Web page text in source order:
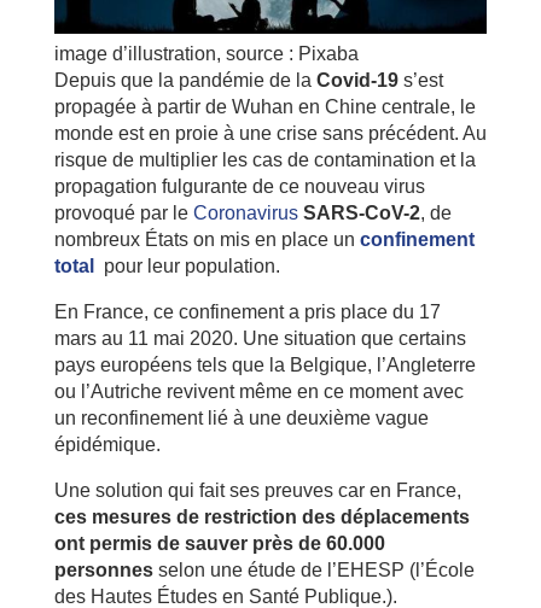
image d’illustration, source : Pixaba
Depuis que la pandémie de la Covid-19 s’est
propagée à partir de Wuhan en Chine centrale, le
monde est en proie à une crise sans précédent. Au
risque de multiplier les cas de contamination et la
propagation fulgurante de ce nouveau virus
provoqué par le Coronavirus SARS-CoV-2, de
nombreux États on mis en place un confinement
total
pour leur population.
En France, ce confinement a pris place du 17
mars au 11 mai 2020. Une situation que certains
pays européens tels que la Belgique, l’Angleterre
ou l’Autriche revivent même en ce moment avec
un reconfinement lié à une deuxième vague
épidémique.
Une solution qui fait ses preuves car en France,
ces mesures de restriction des déplacements
ont permis de sauver près de 60.000
personnesselon une étude de l’EHESP (l’École
des Hautes Études en Santé Publique.).